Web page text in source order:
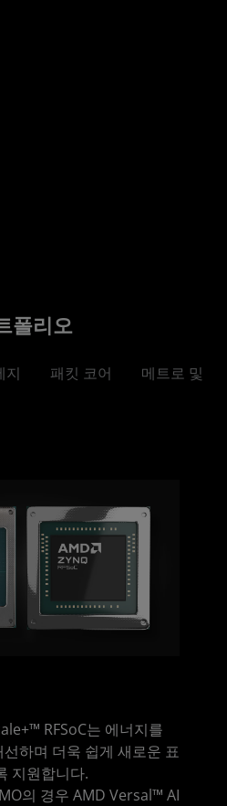
폴리오
지 패킷 코어 메트로 및 전
RFSoC는 에너지를
하며 더욱 쉽게 새로운 표
지원합니다.
의 경우 AMD Versal™ AI